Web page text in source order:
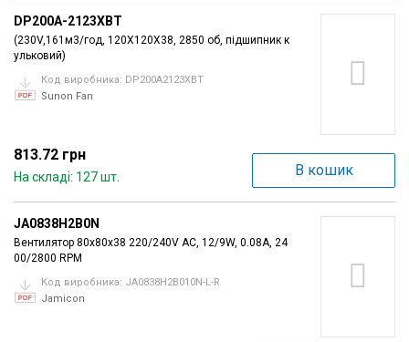
Доставка
Тех.
Підтримка
DP200A-2123XBT
(230V,161м3/год, 120X120X38, 2850 об, підшипник к
ульковий)
Код виробника: DP200A2123XBT
Sunon Fan
813.72 грн
На складі: 127 шт. В кошик
JA0838H2B0N
Вентилятор 80x80x38 220/240V AC, 12/9W, 0.08A, 24
00/2800 RPM
Код виробника: JA0838H2B010N-L-R
Jamicon